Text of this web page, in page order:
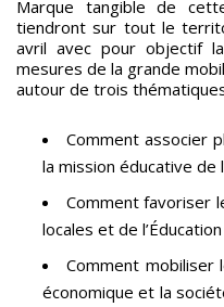
Marque tangible de
tiendront sur tout le
avril avec pour objectif
mesures de la grande
autour de trois
Comment associer
la mission éducative de
Comment favoriser
locales et de
Comment mobiliser
économique et la